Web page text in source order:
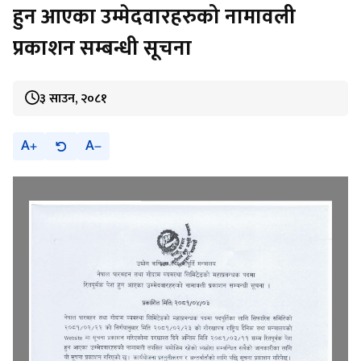
हुन आएका उम्मेदवारहरुको नामावली
प्रकाशन सम्बन्धी सूचना
३ साउन, २०८१
A A